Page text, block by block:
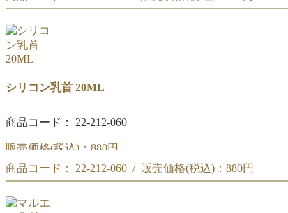
シリコン乳首 10ML
シリコン乳首 20ML
商品コード： 22-212-060
販売価格(税込)： 880円
シリコン乳首 20ML
商品コード： 22-212-060 / 販売価格(税込)： 880円
シリコン乳首 20ML